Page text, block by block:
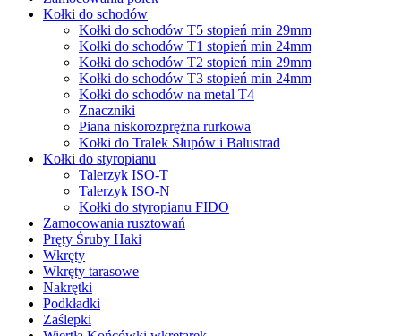
Kołki do schodów
Kołki do schodów T5 stopień min 29mm
Kołki do schodów T1 stopień min 24mm
Kołki do schodów T2 stopień min 29mm
Kołki do schodów T3 stopień min 24mm
Kołki do schodów na metal T4
Znaczniki
Piana niskorozprężna rurkowa
Kołki do Tralek Słupów i Balustrad
Kołki do styropianu
Talerzyk ISO-T
Talerzyk ISO-N
Kołki do styropianu FIDO
Zamocowania rusztowań
Pręty Śruby Haki
Wkręty
Wkręty tarasowe
Nakrętki
Podkładki
Zaślepki